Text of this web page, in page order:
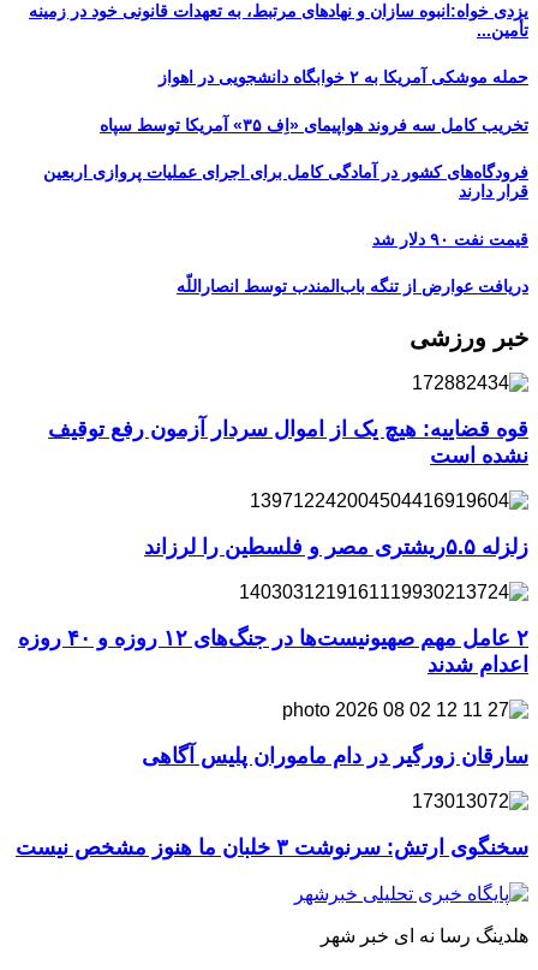
یزدی خواه:انبوه سازان و نهادهای مرتبط، به تعهدات قانونی خود در زمینه
تأمین...
حمله موشکی آمریکا به ۲ خوابگاه دانشجویی در اهواز
تخریب کامل سه فروند هواپیمای «اِف ۳۵» آمریکا توسط سپاه
فرودگاه‌های کشور در آمادگی کامل برای اجرای عملیات پروازی اربعین
قرار دارند
قیمت نفت ۹۰ دلار شد
دریافت عوارض از تنگه باب‌المندب توسط انصاراللّه
خبر ورزشی
قوه قضاییه: هیچ یک از اموال سردار آزمون رفع توقیف
نشده است
زلزله ۵.۵ریشتری مصر و فلسطین را لرزاند
۲ عامل مهم صهیونیست‌ها در جنگ‌های ۱۲ روزه و ۴۰ روزه
اعدام شدند
سارقان زورگیر در دام ماموران پلیس آگاهی
سخنگوی ارتش: سرنوشت ۳ خلبان ما هنوز مشخص نیست
هلدینگ رسا نه ای خبر شهر